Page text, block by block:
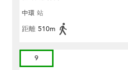
中環 站
距離 510m
9